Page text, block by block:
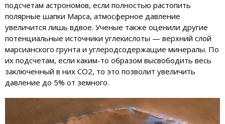
подсчетам астрономов, если полностью растопить
полярные шапки Марса, атмосферное давление
увеличится лишь вдвое. Ученые также оценили другие
потенциальные источники углекислоты — верхний слой
марсианского грунта и углеродсодержащие минералы. По
их подсчетам, если каким-то образом высвободить весь
заключенный в них СО2, то это позволит увеличить
давление до 5% от земного.